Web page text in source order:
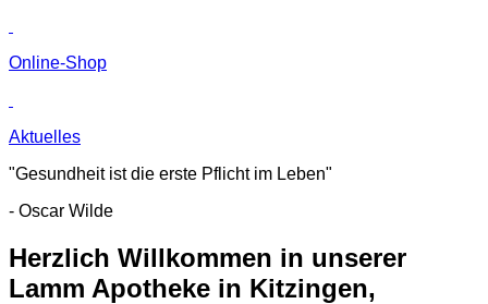
Online-Shop
Aktuelles
"Gesundheit ist die erste Pflicht im Leben"
- Oscar Wilde
Herzlich Willkommen in unserer
Lamm Apotheke in Kitzingen,